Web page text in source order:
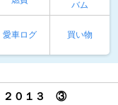
バム
愛車ログ 買い物
２０１３ ③